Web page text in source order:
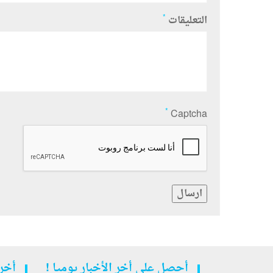
التعليقات *
Captcha
*
ارسال
أحصل على أخر الأخبار يوميا !